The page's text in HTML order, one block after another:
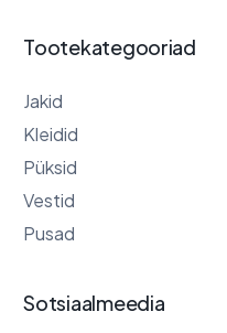
Tootekategooriad
Jakid
Kleidid
Püksid
Vestid
Pusad
Sotsiaalmeedia